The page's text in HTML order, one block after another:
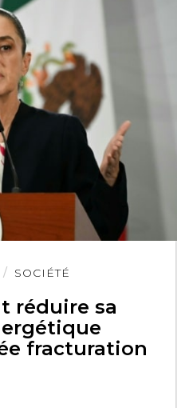
SOCIÉTÉ
réduire sa
fracturation